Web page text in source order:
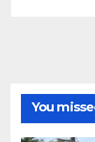
You